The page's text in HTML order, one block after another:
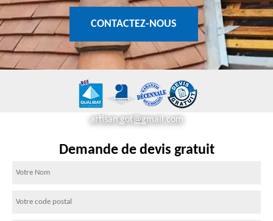
CONTACTEZ-NOUS
artisan.got@gmail.com
Demande de devis gratuit